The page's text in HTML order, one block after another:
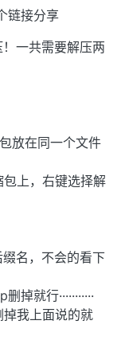
链接分享
一共需要解压两
放在同一个文件
包上，右键选择解
缀名，不会的看下
就行···········
我上面说的就